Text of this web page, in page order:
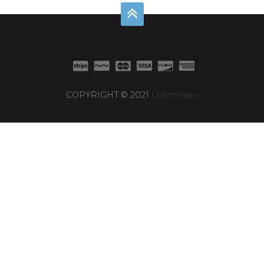
COPYRIGHT © 2021 Didimindex